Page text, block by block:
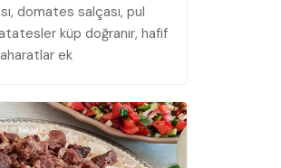
domates salçası, pul
küp doğranır, hafif
ek